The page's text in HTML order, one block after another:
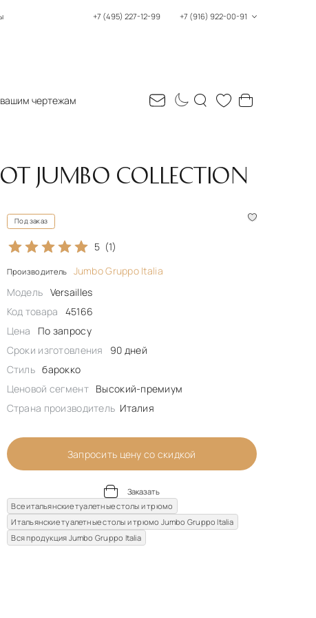
+7 (495) 227-12-99 +7 (916) 922-00-91
чертежам
JUMBO COLLECTION
Под заказ
5 (1)
Производитель
Jumbo Gruppo Italia
Модель Versailles
Код товара
45166
Цена
По запросу
Сроки изготовления
90 дней
Стиль барокко
Ценовой сегмент Высокий-премиум
Страна производитель Италия
Запросить цену со скидкой
Заказать
Все итальянские туалетные столы и трюмо
Итальянские туалетные столы и трюмо Jumbo Gruppo Italia
Вся продукция Jumbo Gruppo Italia